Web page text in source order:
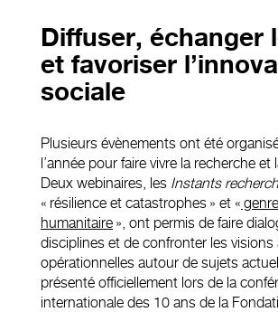
Diffuser, échanger
et favoriser
sociale
Plusieurs évènements ont été
l’année pour faire vivre la recherche
Deux webinaires, les Instants
« résilience et catastrophes » et «
humanitaire », ont permis de faire
disciplines et de confronter les
opérationnelles autour de sujets
présenté officiellement lors de la
internationale des 10 ans de la